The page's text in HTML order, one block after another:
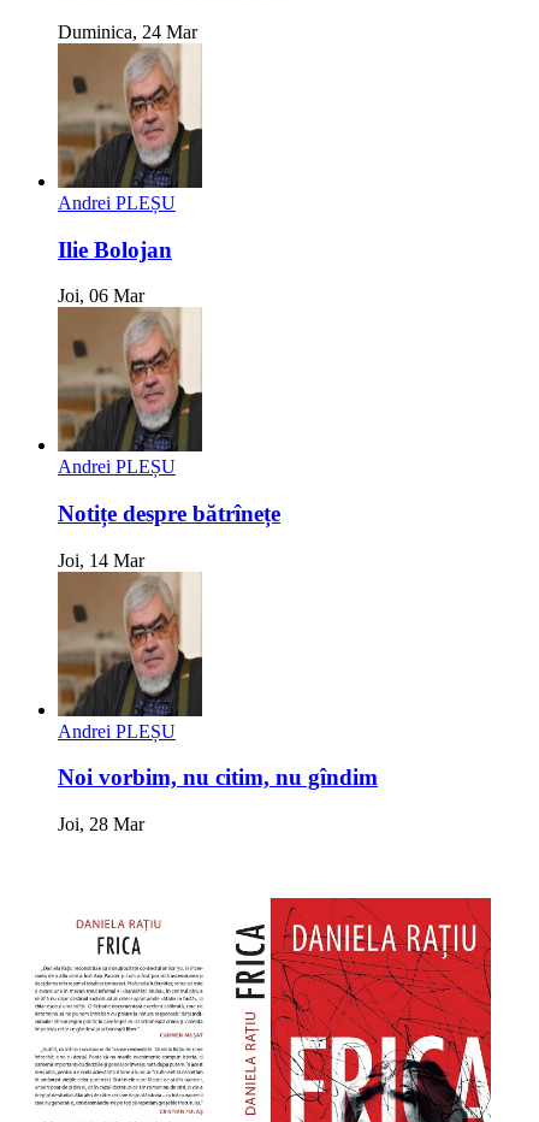
Duminica, 24 Mar
Andrei PLEȘU
Ilie Bolojan
Joi, 06 Mar
Andrei PLEȘU
Notițe despre bătrînețe
Joi, 14 Mar
Andrei PLEȘU
Noi vorbim, nu citim, nu gîndim
Joi, 28 Mar